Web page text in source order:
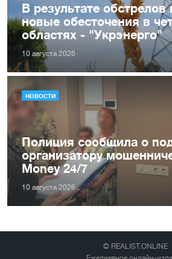
В результате обстрелов
новые обесточения в
областях - "Укрэнерго"
10 августа 2026
НОВОСТИ
Полиция сообщила о
организатору
Money 24/7
10 августа 2026
© REALIST.ONLINE